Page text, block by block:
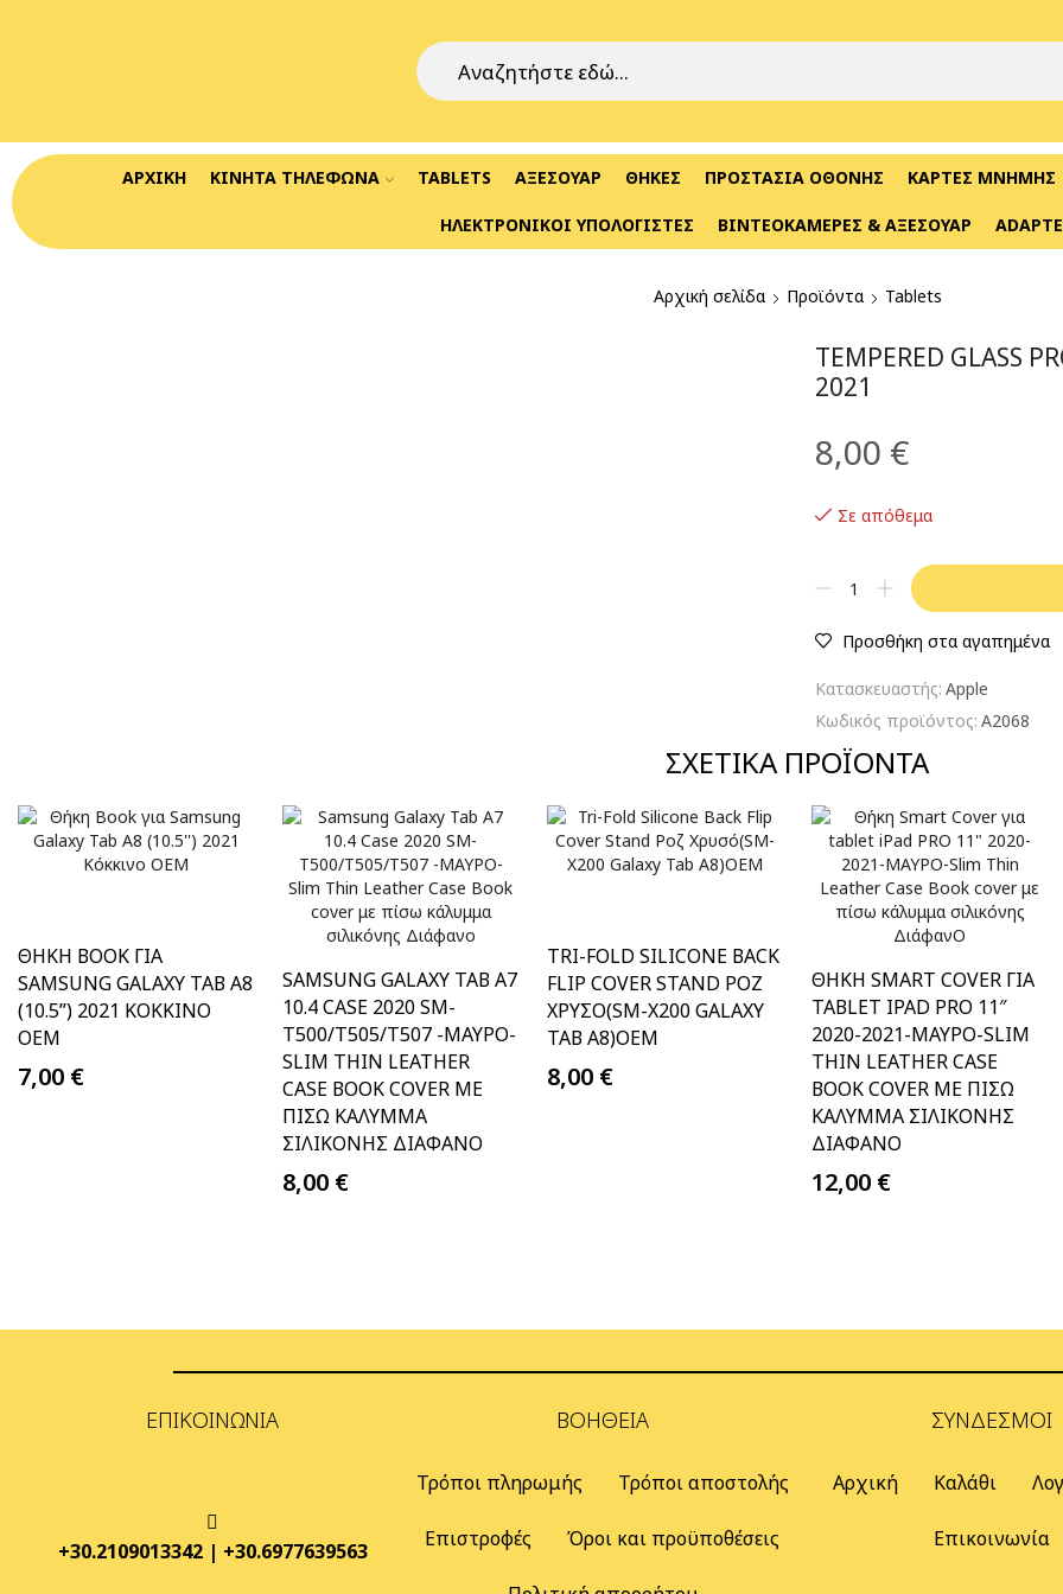
ΑΡΧΙΚΉ ΚΙΝΗΤΆ ΤΗΛΈΦΩΝΑ TABLETS ΑΞΕΣΟΥΆΡ ΘΉΚΕΣ ΠΡΟΣΤΑΣΊΑ ΟΘΌΝΗΣ ΚΆΡΤΕΣ ΜΝΉΜΗΣ
ΗΛΕΚΤΡΟΝΙΚΟΊ ΥΠΟΛΟΓΙΣΤΈΣ ΒΙΝΤΕΟΚΆΜΕΡΕΣ & ΑΞΕΣΟΥΆΡ
Αρχική σελίδα Προϊόντα Tablets
TEMPERED GLASS
2021
8,00 €
Σε απόθεμα
Προσθήκη στα αγαπημένα
Κατασκευαστής: Apple
Κωδικός προϊόντος: A2068
ΣΧΕΤΙΚΆ ΠΡΟΪΌΝΤΑ
ΘΉΚΗ BOOK ΓΙΑ
SAMSUNG GALAXY TAB A8
(10.5”) 2021 ΚΌΚΚΙΝΟ
ΟΕΜ
7,00 €
SAMSUNG GALAXY TAB A7
10.4 CASE 2020 SM-
T500/T505/T507 -ΜΑΥΡΟ-
SLIM THIN LEATHER
CASE BOOK COVER ΜΕ
ΠΊΣΩ ΚΆΛΥΜΜΑ
ΣΙΛΙΚΌΝΗΣ ΔΙΆΦΑΝΟ
8,00 €
TRI-FOLD SILICONE BACK
FLIP COVER STAND ΡΟΖ
ΧΡΥΣΌ(SM-X200 GALAXY
TAB A8)ΟΕΜ
8,00 €
ΘΉΚΗ SMART COVER ΓΙΑ
TABLET IPAD PRO 11″
2020-2021-ΜΑΥΡΟ-SLIM
THIN LEATHER CASE
BOOK COVER ΜΕ ΠΊΣΩ
ΚΆΛΥΜΜΑ ΣΙΛΙΚΌΝΗΣ
ΔΙΆΦΑΝΟ
12,00 €
ΕΠΙΚΟΙΝΩΝΊΑ
+30.2109013342| +30.6977639563
ΒΟΉΘΕΙΑ
Τρόποι πληρωμής Τρόποι αποστολής
Επιστροφές Όροι και προϋποθέσεις
ΣΎΝΔΕΣΜΟΙ
Αρχική Καλάθι
Επικοινωνία